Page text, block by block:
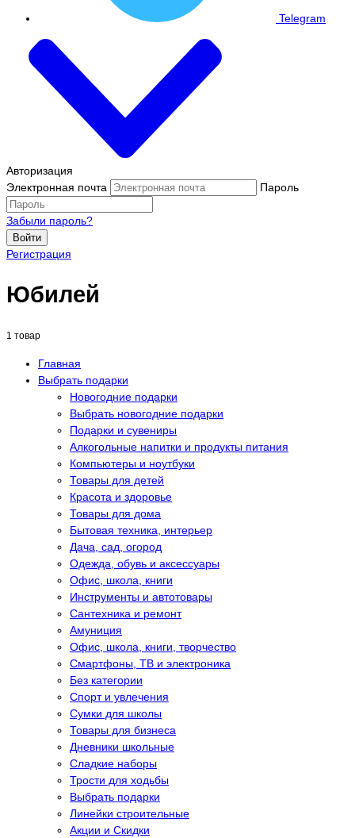
Telegram
Авторизация
Электронная почта
Пароль
Забыли пароль?
Войти
Регистрация
Юбилей
1 товар
Главная
Выбрать подарки
Новогодние подарки
Выбрать новогодние подарки
Подарки и сувениры
Алкогольные напитки и продукты питания
Компьютеры и ноутбуки
Товары для детей
Красота и здоровье
Товары для дома
Бытовая техника, интерьер
Дача, сад, огород
Одежда, обувь и аксессуары
Офис, школа, книги
Инструменты и автотовары
Сантехника и ремонт
Амуниция
Офис, школа, книги, творчество
Смартфоны, ТВ и электроника
Без категории
Спорт и увлечения
Сумки для школы
Товары для бизнеса
Дневники школьные
Сладкие наборы
Трости для ходьбы
Выбрать подарки
Линейки строительные
Акции и Скидки